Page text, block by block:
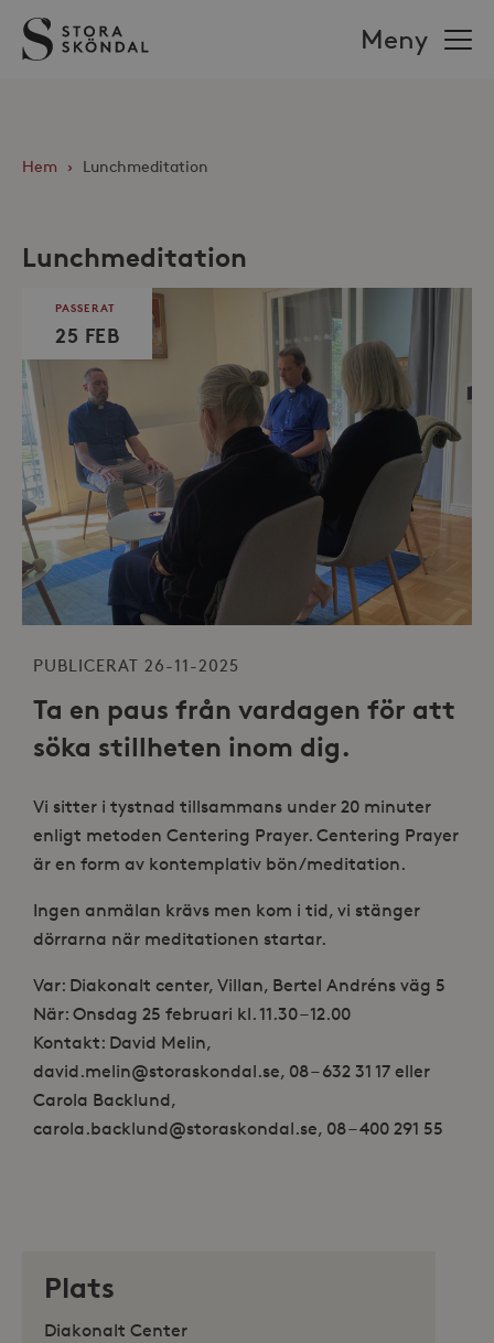
Stora
Sköndal
Meny
Hem › Lunchmeditation
Lunchmeditation
PASSERAT
25 FEB
PUBLICERAT 26-11-2025
Ta en paus från vardagen för att
söka stillheten inom dig.
Vi sitter i tystnad tillsammans under 20 minuter
enligt metoden Centering Prayer. Centering Prayer
är en form av kontemplativ bön/meditation.
Ingen anmälan krävs men kom i tid, vi stänger
dörrarna när meditationen startar.
Var: Diakonalt center, Villan, Bertel Andréns väg 5
När: Onsdag 25 februari kl. 11.30 – 12.00
Kontakt: David Melin,
david.melin@storaskondal.se, 08 – 632 31 17 eller
Carola Backlund,
carola.backlund@storaskondal.se, 08 – 400 291 55
Plats
Diakonalt Center